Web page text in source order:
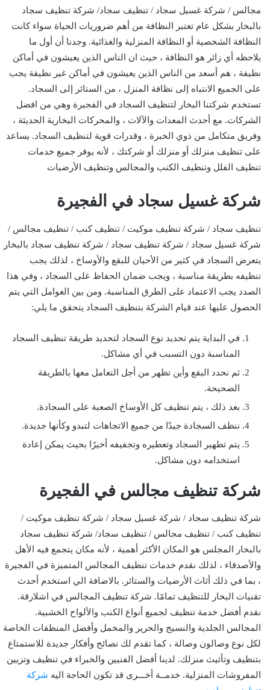
مجالس / شركة غسيل سجاد / تنظيف سجاد/ شركة تنظيف سجاد
بالبخار بشكل عام تعتبر النظافة من أهم ضروريات الحياة سواء كانت
النظافة الشخصية أو النظافة المنزلية والغذائية. وجدنا أن أول ما
يلاحظه أي زائر هو النظافة ، حيث ان الناس الذين يعيشون في أماكن
نظيفة ، هم أسعد من الناس الذين يعيشون في أماكن غير نظيفة يجب
على الجميع الانتباه إلى نظافة المنزل ، من الستائر إلى السجاد.
تستخدم شركتنا البخار لتنظيف السجاد في الفجيرة وهي من افضل
الشركات. مع أحدث المعدات والآلات ، والمحركات البخارية الحديثة ،
وفريق متكامل من ذوي الخبرة ، وقدرات قوية لتنظيف السجاد. يساعد
على تنظيف منزلك أو منزلك أو شركتك ، لأنه يوفر جميع خدمات
تنظيف الفلل وتنظيف الكنب والمجالس وتنظيف الأرضيات
شركة غسيل سجاد في الفجيرة
تنظيف سجاد / شركة تنظيف موكيت / تنظيف كنب / تنظيف مجالس /
شركة غسيل سجاد / شركة تنظيف سجاد / شركة تنظيف سجاد بالبخار
يتعرض السجاد في كثير من الأحيان للبقع والأوساخ ، لذلك يجب
تنظيفه بطريقة مناسبة ، ويجب ضمان الحفاظ على السجاد ، وفي هذا
الصدد يجب الاعتماد على الطرق المناسبة. ومن بين العوامل التي يتم
الحصول عليها عند قيام الشركة بتنظيف السجاد يتحقق ما يلي:
في البداية يتم تحديد نوع السجاد لتحديد طريقة تنظيف السجاد
المناسبة دون التسبب في أي مشاكل.
ثم نحدد البقع وأين تظهر من أجل التعامل معها بالطريقة
الصحيحة.
بعد ذلك ، يتم تنظيف كل الأوساخ الصعبة على السجادة.
ننظف السجادة جيدًا من جميع الاتجاهات لتبدو وكأنها جديدة.
يتم تطهير السجاد وتعطيره وتجفيفه أخيرًا بحيث يمكن إعادة
استخدامه دون مشاكل.
شركة تنظيف مجالس في الفجيرة
شركة تنظيف سجاد / شركة غسيل سجاد / شركة تنظيف موكيت /
تنظيف كنب / تنظيف مجالس / تنظيف سجاد/ شركة تنظيف سجاد
بالبخار المجلس هو المكان الأكثر أهمية ، لأنه مكان يتجمع فيه الأهل
والأصدقاء ، لذلك نقدم خدمات تنظيف المجالس المتميزة في الفجيرة
، بما في ذلك أثاث الأرضيات والستائر. بالاضافة الي استخدم أحدث
تقنيات البخار للتنظيف تمامًا. شركة تنظيف المجالس في اشلارقة.
نقدم أفضل خدمة تنظيف لجميع أنواع الكنب والألواح الخشبية.
المجالس الجلدية والنسيج والحرير والمخمل وأفضل المنظفات الخاصة
لكل نوع وصالون وصالة ، كما تقدم لك نصائح وأفكار جديدة للاستمتاع
بتنظيف وتأثيث منزلك. لدينا أفضل الفنيين والخبراء في تنظيف وتزيين
المفروشات المنزلية. خدمــة أخـــرى قد تكون الحاجة اليه شركة